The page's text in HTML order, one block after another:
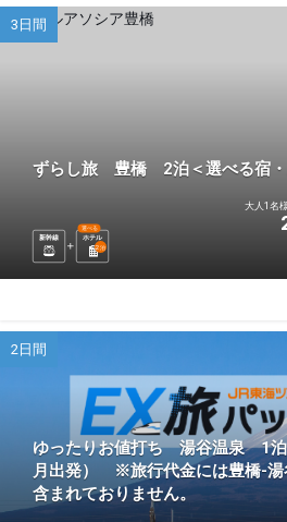
3日間
ずらし旅 豊橋 2泊＜選べる宿・
新幹線 ホテル
選べる
2泊
大人1名
2日間
ゆったりお値打ち 湯谷温泉 1
月出発） ※旅行代金には豊橋-湯
含まれておりません。